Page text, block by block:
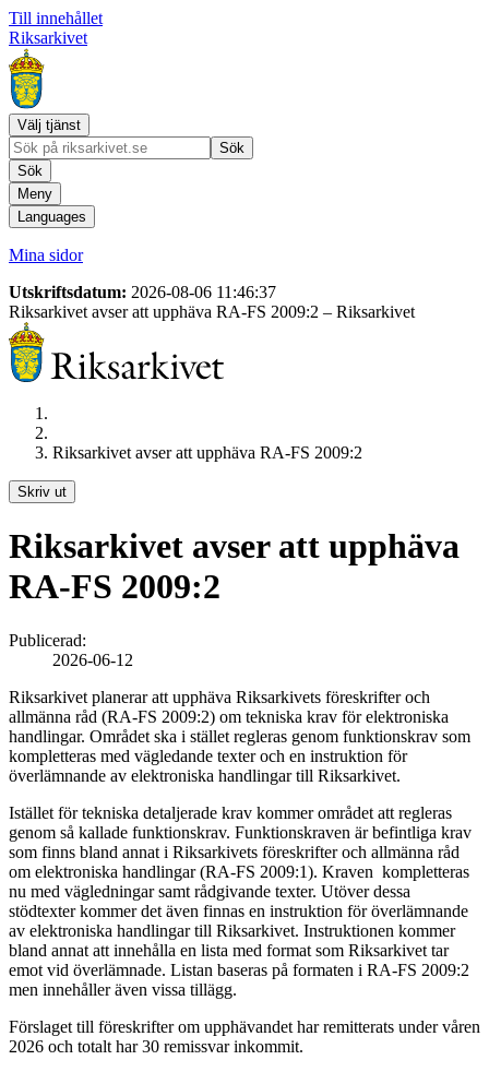
Till innehållet
Riksarkivet
Välj tjänst
Sök
Sök
Meny
Languages
Mina sidor
Utskriftsdatum: 2026-08-06 11:46:37
Riksarkivet avser att upphäva RA-FS 2009:2 – Riksarkivet
Riksarkivet avser att upphäva RA-FS 2009:2
Skriv ut
Riksarkivet avser att upphäva
RA-FS 2009:2
Publicerad:
2026-06-12
Riksarkivet planerar att upphäva Riksarkivets föreskrifter och
allmänna råd (RA-FS 2009:2) om tekniska krav för elektroniska
handlingar. Området ska i stället regleras genom funktionskrav som
kompletteras med vägledande texter och en instruktion för
överlämnande av elektroniska handlingar till Riksarkivet.
Istället för tekniska detaljerade krav kommer området att regleras
genom så kallade funktionskrav. Funktionskraven är befintliga krav
som finns bland annat i Riksarkivets föreskrifter och allmänna råd
om elektroniska handlingar (RA-FS 2009:1). Kraven kompletteras
nu med vägledningar samt rådgivande texter. Utöver dessa
stödtexter kommer det även finnas en instruktion för överlämnande
av elektroniska handlingar till Riksarkivet. Instruktionen kommer
bland annat att innehålla en lista med format som Riksarkivet tar
emot vid överlämnade. Listan baseras på formaten i RA-FS 2009:2
men innehåller även vissa tillägg.
Förslaget till föreskrifter om upphävandet har remitterats under våren
2026 och totalt har 30 remissvar inkommit.